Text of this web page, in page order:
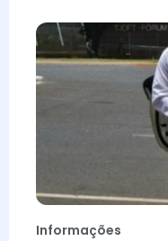
Informações